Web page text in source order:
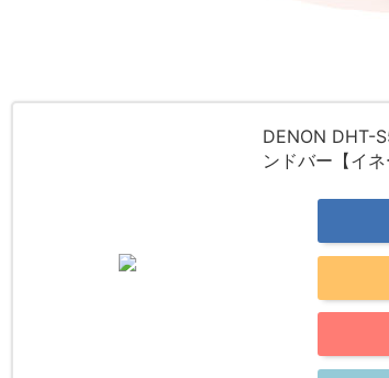
DENON DHT-
ンドバー【イ